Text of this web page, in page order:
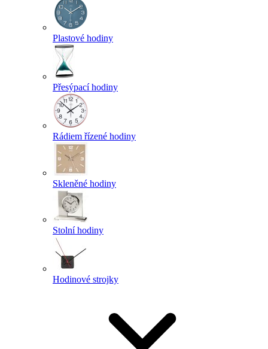
Plastové hodiny
Přesýpací hodiny
Rádiem řízené hodiny
Skleněné hodiny
Stolní hodiny
Hodinové strojky